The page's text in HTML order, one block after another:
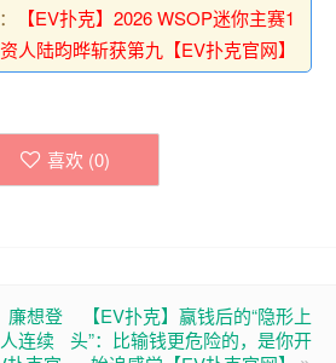
【EV扑克】2026 WSOP迷你主赛1
人陆昀晔斩获第九【EV扑克官网】
喜欢 (0)
廉想登
连续
【EV扑克】赢钱后的“隐形上
头”：比输钱更危险的，是你开